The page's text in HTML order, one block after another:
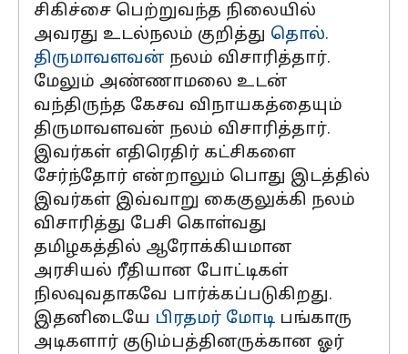
சிகிச்சை பெற்றுவந்த நிலையில்
அவரது உடல்நலம் குறித்து தொல்.
திருமாவளவன் நலம் விசாரித்தார்.
மேலும் அண்ணாமலை உடன்
வந்திருந்த கேசவ விநாயகத்தையும்
திருமாவளவன் நலம் விசாரித்தார்.
இவர்கள் எதிரெதிர் கட்சிகளை
சேர்ந்தோர் என்றாலும் பொது இடத்தில்
இவர்கள் இவ்வாறு கைகுலுக்கி நலம்
விசாரித்து பேசி கொள்வது
தமிழகத்தில் ஆரோக்கியமான
அரசியல் ரீதியான போட்டிகள்
நிலவுவதாகவே பார்க்கப்படுகிறது.
இதனிடையே பிரதமர் மோடி பங்காரு
அடிகளார் குடும்பத்தினருக்கான ஓர்